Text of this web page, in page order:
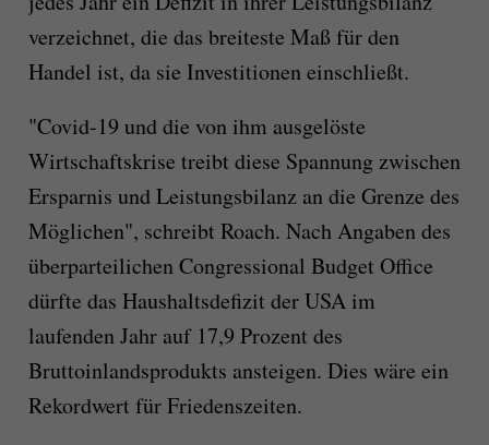
verzeichnet, die das breiteste Maß für den
Handel ist, da sie Investitionen einschließt.
"Covid-19 und die von ihm ausgelöste
Wirtschaftskrise treibt diese Spannung zwischen
Ersparnis und Leistungsbilanz an die Grenze des
Möglichen", schreibt Roach. Nach Angaben des
überparteilichen Congressional Budget Office
dürfte das Haushaltsdefizit der USA im
laufenden Jahr auf 17,9 Prozent des
Bruttoinlandsprodukts ansteigen. Dies wäre ein
Rekordwert für Friedenszeiten.